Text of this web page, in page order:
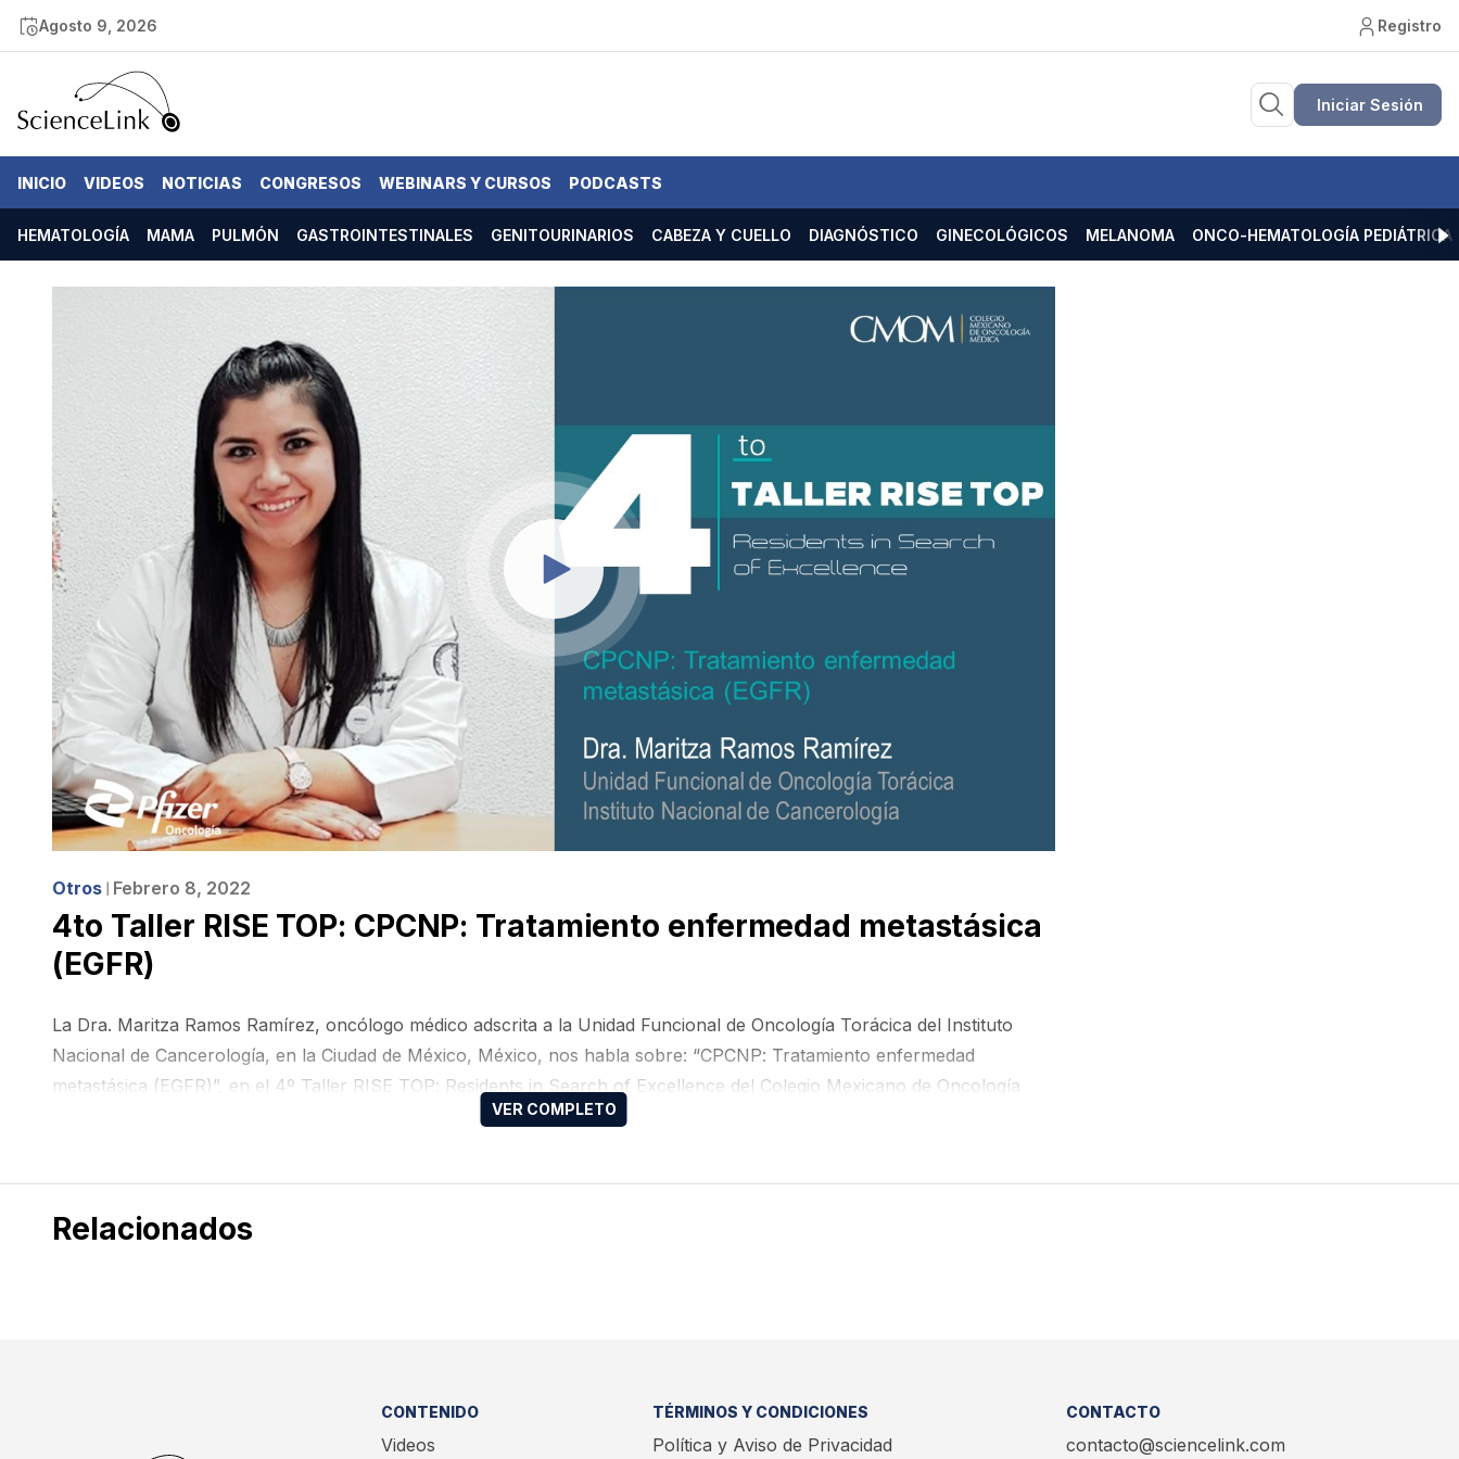
Agosto 9, 2026 Registro
Iniciar Sesión
INICIO VIDEOS NOTICIAS CONGRESOS WEBINARS Y CURSOS PODCASTS
HEMATOLOGÍA MAMA PULMÓN GASTROINTESTINALES GENITOURINARIOS CABEZA Y CUELLO DIAGNÓSTICO GINECOLÓGICOS MELANOMA ONCO-HEMATOLOGÍA PEDIÁTRICA
Otros ❘ Febrero 8, 2022
4to Taller RISE TOP: CPCNP: Tratamiento enfermedad metastásica
(EGFR)
La Dra. Maritza Ramos Ramírez, oncólogo médico adscrita a la Unidad Funcional de Oncología Torácica del Instituto
Nacional de Cancerología, en la Ciudad de México, México, nos habla sobre: “CPCNP: Tratamiento enfermedad
metastásica (EGFR)”, en el 4º Taller RISE TOP: Residents in Search of Excellence del Colegio Mexicano de Oncología
Médica (CMOM). Gracias al apoyo educativo de Pfizer México
Relacionados
CONTENIDO
Videos
TÉRMINOS Y CONDICIONES
Política y Aviso de Privacidad
CONTACTO
contacto@sciencelink.com